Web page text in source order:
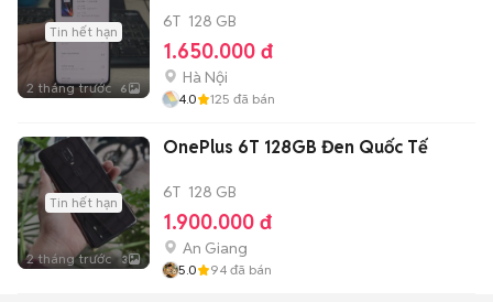
Tin hết hạn
2 tháng trước 6
6T 128 GB
1.650.000 đ
Hà Nội
4.0 125 đã bán
Tin hết hạn
2 tháng trước 3
OnePlus 6T 128GB Đen Quốc Tế
6T 128 GB
1.900.000 đ
An Giang
5.0 94 đã bán